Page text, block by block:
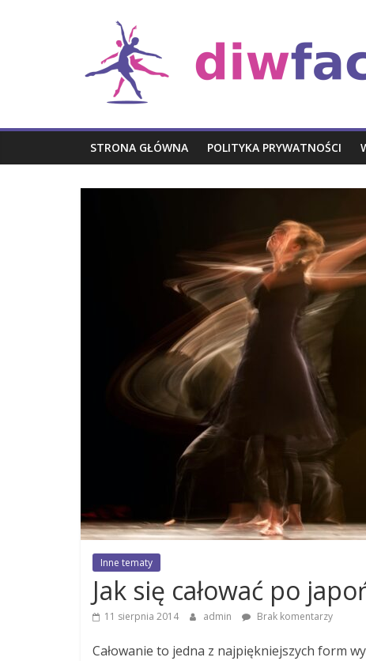
Rozrywka
STRONA GŁÓWNA POLITYKA PRYWATNOŚCI
Inne tematy
Jak się całować po
11 sierpnia 2014 admin Brak komentarzy
Całowanie to jedna z najpiękniejszych form